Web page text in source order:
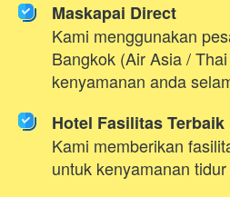
Maskapai Direct
Kami menggunakan
Bangkok (Air Asia /
kenyamanan anda
Hotel Fasilitas Terbaik
Kami memberikan
untuk kenyamanan